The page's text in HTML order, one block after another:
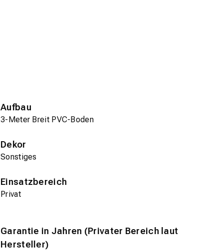
Aufbau
3-Meter Breit PVC-Boden
Dekor
Sonstiges
Einsatzbereich
Privat
Garantie in Jahren (Privater Bereich laut
Hersteller)